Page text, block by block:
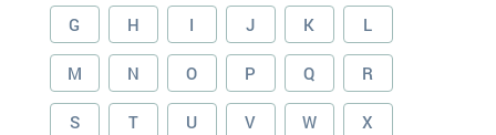
G H I J K L
M N O P Q R
S T U V W X